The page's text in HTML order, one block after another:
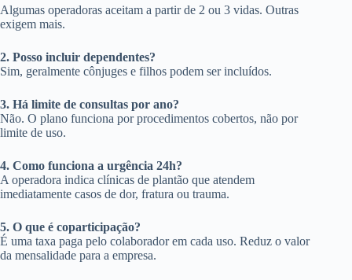
Algumas operadoras aceitam a partir de 2 ou 3 vidas. Outras
exigem mais.
2. Posso incluir dependentes?
Sim, geralmente cônjuges e filhos podem ser incluídos.
3. Há limite de consultas por ano?
Não. O plano funciona por procedimentos cobertos, não por
limite de uso.
4. Como funciona a urgência 24h?
A operadora indica clínicas de plantão que atendem
imediatamente casos de dor, fratura ou trauma.
5. O que é coparticipação?
É uma taxa paga pelo colaborador em cada uso. Reduz o valor
da mensalidade para a empresa.